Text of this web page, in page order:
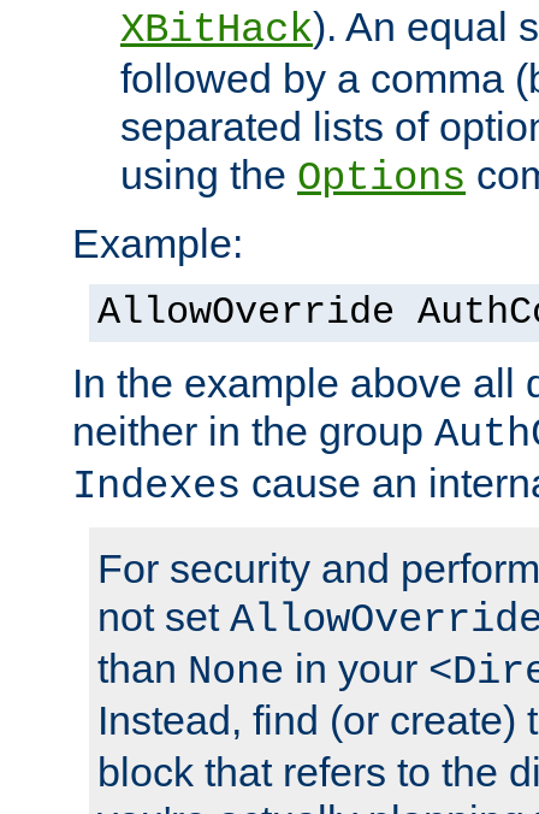
XBitHack). An equal
followed by a comma
separated lists of
using the Options
Example:
AllowOverride
In the example above all
neither in the group
Indexes cause an
For security and
not set
than None in your
Instead, find (or create)
block that refers to the